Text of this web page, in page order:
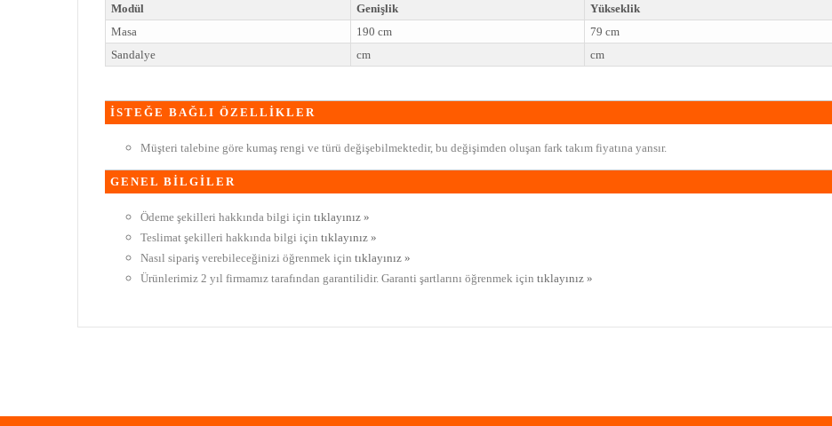
Modül Genişlik Yükseklik
Masa
190 cm 79 cm
Sandalye
cm cm
İSTEĞE BAĞLI ÖZELLİKLER
Müşteri talebine göre kumaş rengi ve türü değişebilmektedir, bu değişimden oluşan fark takım fiyatına yansır.
GENEL BİLGİLER
Ödeme şekilleri hakkında bilgi için tıklayınız »
Teslimat şekilleri hakkında bilgi için tıklayınız »
Nasıl sipariş verebileceğinizi öğrenmek için tıklayınız »
Ürünlerimiz 2 yıl firmamız tarafından garantilidir. Garanti şartlarını öğrenmek için tıklayınız »